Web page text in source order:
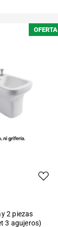
OFERTA
2 piezas
3 agujeros)